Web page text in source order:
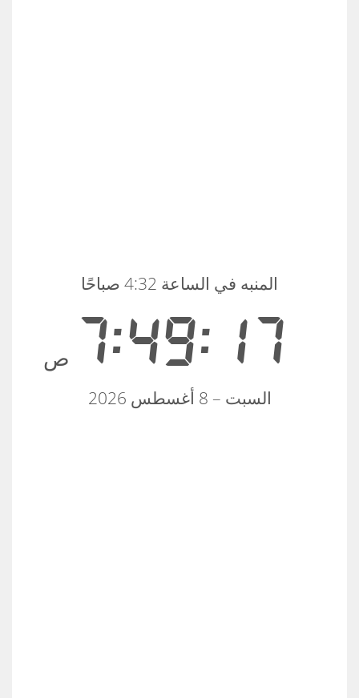
7:49:18 ص
المنبه في الساعة 4:32 صباحًا
السبت – 8 أغسطس 2026